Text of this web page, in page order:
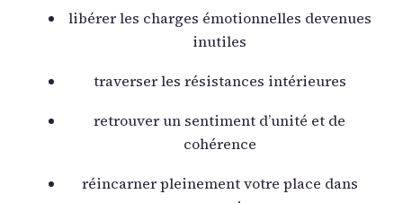
libérer les charges émotionnelles devenues
inutiles
traverser les résistances intérieures
retrouver un sentiment d’unité et de
cohérence
réincarner pleinement votre place dans